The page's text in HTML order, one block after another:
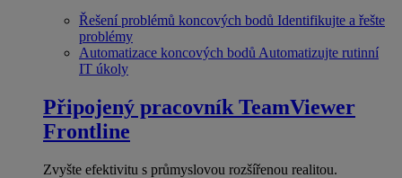
Řešení problémů koncových bodů Identifikujte a řešte
problémy
Automatizace koncových bodů Automatizujte rutinní
IT úkoly
Připojený pracovník TeamViewer
Frontline
Zvyšte efektivitu s průmyslovou rozšířenou realitou.